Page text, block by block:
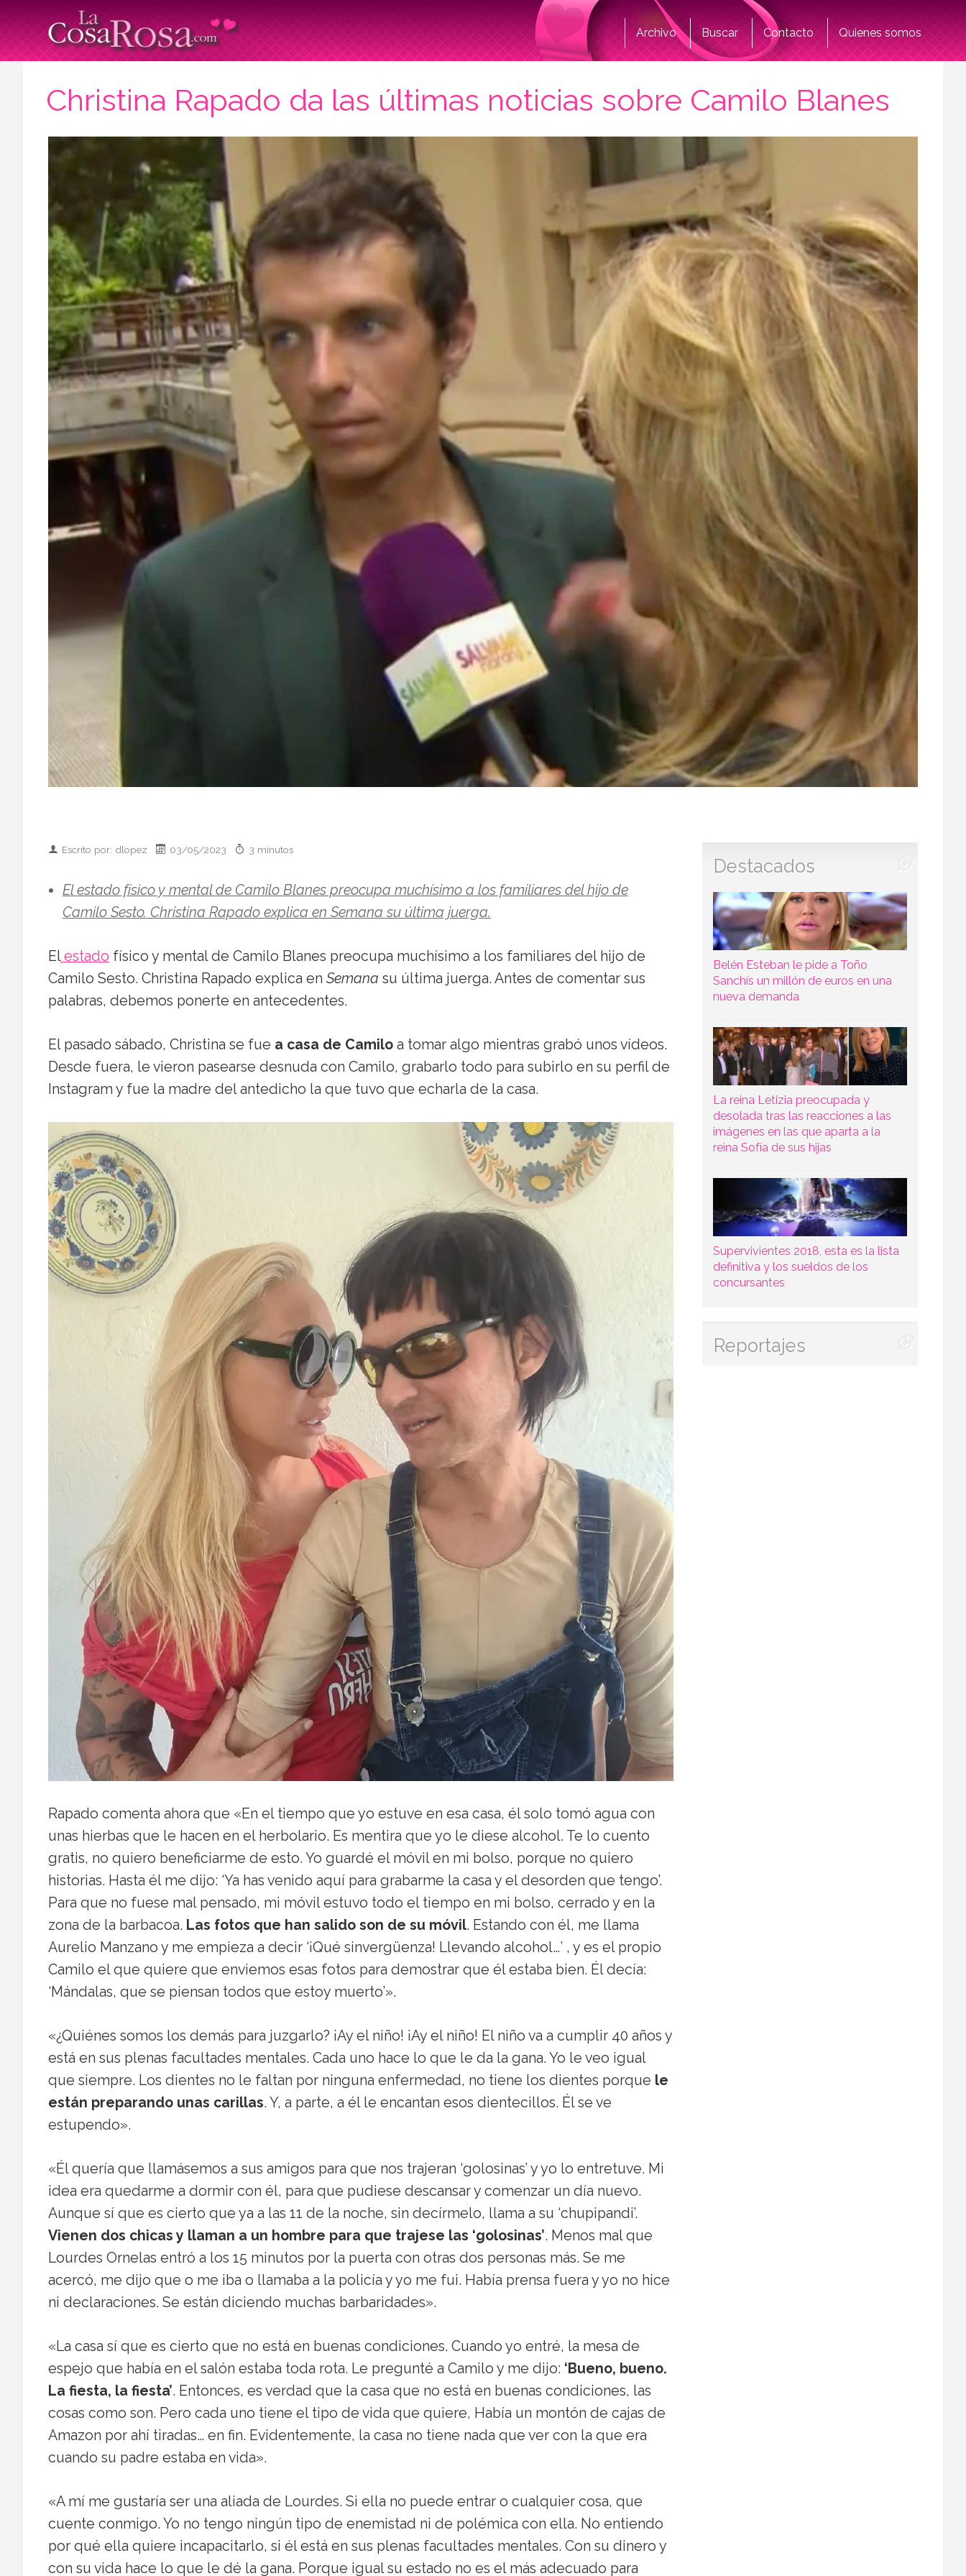
Archivo Buscar Contacto Quienes somos
Christina Rapado da las últimas noticias sobre Camilo Blanes
Escrito por: dlopez 03/05/2023 3 minutos
El estado físico y mental de Camilo Blanes preocupa muchísimo a los familiares del hijo de
Camilo Sesto. Christina Rapado explica en Semana su última juerga.
Elestado físico y mental de Camilo Blanes preocupa muchísimo a los familiares del hijo de
Camilo Sesto. Christina Rapado explica en Semana su última juerga. Antes de comentar sus
palabras, debemos ponerte en antecedentes.
El pasado sábado, Christina se fue a casa de Camilo a tomar algo mientras grabó unos vídeos.
Desde fuera, le vieron pasearse desnuda con Camilo, grabarlo todo para subirlo en su perfil de
Instagram y fue la madre del antedicho la que tuvo que echarla de la casa.
Rapado comenta ahora que «En el tiempo que yo estuve en esa casa, él solo tomó agua con
unas hierbas que le hacen en el herbolario. Es mentira que yo le diese alcohol. Te lo cuento
gratis, no quiero beneficiarme de esto. Yo guardé el móvil en mi bolso, porque no quiero
historias. Hasta él me dijo: ‘Ya has venido aquí para grabarme la casa y el desorden que tengo’.
Para que no fuese mal pensado, mi móvil estuvo todo el tiempo en mi bolso, cerrado y en la
zona de la barbacoa. Las fotos que han salido son de su móvil. Estando con él, me llama
Aurelio Manzano y me empieza a decir ‘¡Qué sinvergüenza! Llevando alcohol…’ , y es el propio
Camilo el que quiere que enviemos esas fotos para demostrar que él estaba bien. Él decía:
‘Mándalas, que se piensan todos que estoy muerto’».
«¿Quiénes somos los demás para juzgarlo? ¡Ay el niño! ¡Ay el niño! El niño va a cumplir 40 años y
está en sus plenas facultades mentales. Cada uno hace lo que le da la gana. Yo le veo igual
que siempre. Los dientes no le faltan por ninguna enfermedad, no tiene los dientes porque le
están preparando unas carillas. Y, a parte, a él le encantan esos dientecillos. Él se ve
estupendo».
«Él quería que llamásemos a sus amigos para que nos trajeran ‘golosinas’ y yo lo entretuve. Mi
idea era quedarme a dormir con él, para que pudiese descansar y comenzar un día nuevo.
Aunque sí que es cierto que ya a las 11 de la noche, sin decírmelo, llama a su ‘chupipandi’.
Vienen dos chicas y llaman a un hombre para que trajese las ‘golosinas’. Menos mal que
Lourdes Ornelas entró a los 15 minutos por la puerta con otras dos personas más. Se me
acercó, me dijo que o me iba o llamaba a la policía y yo me fui. Había prensa fuera y yo no hice
ni declaraciones. Se están diciendo muchas barbaridades».
«La casa sí que es cierto que no está en buenas condiciones. Cuando yo entré, la mesa de
espejo que había en el salón estaba toda rota. Le pregunté a Camilo y me dijo: ‘Bueno, bueno.
La fiesta, la fiesta’. Entonces, es verdad que la casa que no está en buenas condiciones, las
cosas como son. Pero cada uno tiene el tipo de vida que quiere, Había un montón de cajas de
Amazon por ahí tiradas… en fin. Evidentemente, la casa no tiene nada que ver con la que era
cuando su padre estaba en vida».
«A mí me gustaría ser una aliada de Lourdes. Si ella no puede entrar o cualquier cosa, que
cuente conmigo. Yo no tengo ningún tipo de enemistad ni de polémica con ella. No entiendo
por qué ella quiere incapacitarlo, si él está en sus plenas facultades mentales. Con su dinero y
con su vida hace lo que le dé la gana. Porque igual su estado no es el más adecuado para
Destacados
Belén Esteban le pide a Toño
Sanchís un millón de euros en una
nueva demanda
La reina Letizia preocupada y
desolada tras las reacciones a las
imágenes en las que aparta a la
reina Sofía de sus hijas
Supervivientes 2018, esta es la lista
definitiva y los sueldos de los
concursantes
Reportajes